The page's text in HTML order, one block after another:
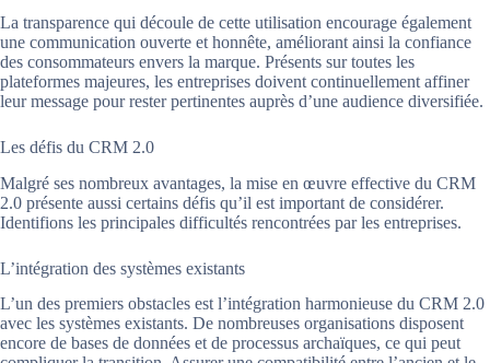
La transparence qui découle de cette utilisation encourage également
une communication ouverte et honnête, améliorant ainsi la confiance
des consommateurs envers la marque. Présents sur toutes les
plateformes majeures, les entreprises doivent continuellement affiner
leur message pour rester pertinentes auprès d’une audience diversifiée.
Les défis du CRM 2.0
Malgré ses nombreux avantages, la mise en œuvre effective du CRM
2.0 présente aussi certains défis qu’il est important de considérer.
Identifions les principales difficultés rencontrées par les entreprises.
L’intégration des systèmes existants
L’un des premiers obstacles est l’intégration harmonieuse du CRM 2.0
avec les systèmes existants. De nombreuses organisations disposent
encore de bases de données et de processus archaïques, ce qui peut